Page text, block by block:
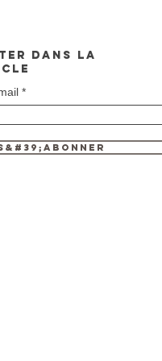
DANS LA